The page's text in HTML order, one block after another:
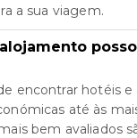
a sua viagem.
encontrar hotéis
até às
bem avaliados